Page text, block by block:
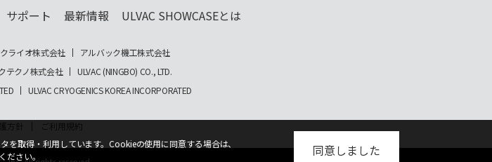
サポート 最新情報 ULVAC SHOWCASEとは
ライオ株式会社
アルバック機工株式会社
テクノ株式会社
ULVAC (NINGBO) CO., LTD.
ULVAC CRYOGENICS KOREA INCORPORATED
方針 ご利用規約
取得・利用しています。Cookieの使用に同意する場合は、
ださい。 同意しました